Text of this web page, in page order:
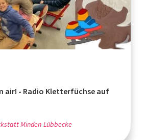
air! - Radio Kletterfüchse auf
Minden-Lübbecke